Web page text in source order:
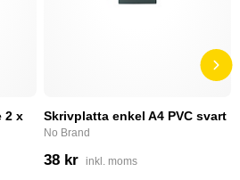
2 x
Skrivplatta enkel A4 PVC svart
No Brand
38 kr inkl. moms